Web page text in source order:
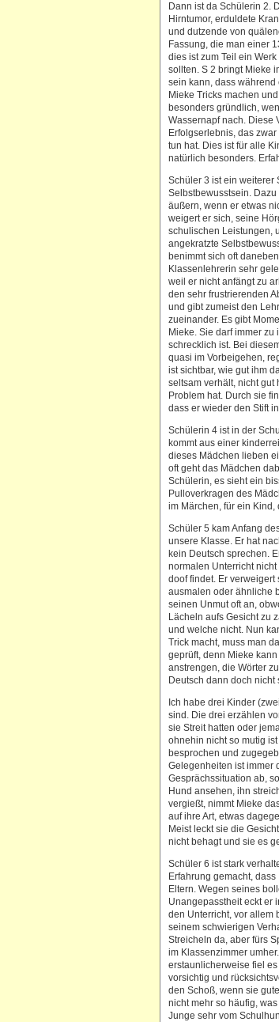
Dann ist da Schülerin 2.
Hirntumor, erduldete
und dutzende von
Fassung, die man einer
dies ist zum Teil ein
sollten. S 2 bringt Mieke
sein kann, dass
Mieke Tricks machen
besonders gründlich,
Wassernapf nach. Diese
Erfolgserlebnis, das
tun hat. Dies ist für alle
natürlich besonders.
Schüler 3 ist ein weiterer
Selbstbewusstsein.
äußern, wenn er etwas
weigert er sich, seine
schulischen Leistungen,
angekratzte
benimmt sich oft
Klassenlehrerin sehr
weil er nicht anfängt zu
den sehr frustrierenden
und gibt zumeist den
zueinander. Es gibt
Mieke. Sie darf immer
schrecklich ist. Bei
quasi im Vorbeigehen,
ist sichtbar, wie gut ihm
seltsam verhält, nicht
Problem hat. Durch sie
dass er wieder den Stift
Schülerin 4 ist in der
kommt aus einer
dieses Mädchen lieben
oft geht das Mädchen
Schülerin, es sieht ein
Pulloverkragen des
im Märchen, für ein
Schüler 5 kam Anfang
unsere Klasse. Er hat
kein Deutsch sprechen.
normalen Unterricht
doof findet. Er
ausmalen oder ähnliche
seinen Unmut oft an,
Lächeln aufs Gesicht zu
und welche nicht. Nun
Trick macht, muss man
geprüft, denn Mieke
anstrengen, die Wörter
Deutsch dann doch nicht
Ich habe drei Kinder
sind. Die drei erzählen
sie Streit hatten oder
ohnehin nicht so mutig
besprochen und
Gelegenheiten ist immer
Gesprächssituation ab,
Hund ansehen, ihn
vergießt, nimmt Mieke
auf ihre Art, etwas
Meist leckt sie die
nicht behagt und sie es
Schüler 6 ist stark
Erfahrung gemacht,
Eltern. Wegen seines
Unangepasstheit eckt er
den Unterricht, vor allem
seinem schwierigen
Streicheln da, aber fürs
im Klassenzimmer
erstaunlicherweise fiel
vorsichtig und
den Schoß, wenn sie
nicht mehr so häufig,
Junge sehr vom